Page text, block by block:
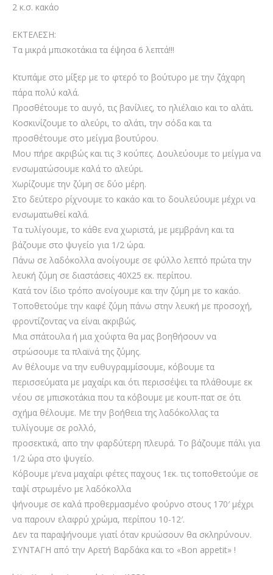
2 κ.σ. κακάο
ΕΚΤΕΛΕΣΗ:
Τα μικρά μπισκοτάκια τα έψησα 6 λεπτά!!!
Κτυπάμε στο μίξερ με το φτερό το βούτυρο με την ζάχαρη
πάρα πολύ καλά.
Προσθέτουμε το αυγό, τις βανίλιες, το ηλιέλαιο και το αλάτι.
Κοσκινίζουμε το αλεύρι, το αλάτι, την σόδα και τα
προσθέτουμε στο μείγμα βουτύρου.
Μου πήρε ακριβώς και τις 3 κούπες. Δουλεύουμε το μείγμα να
ενσωματώσουμε καλά το αλεύρι.
Χωρίζουμε την ζύμη σε δύο μέρη.
Στο δεύτερο ρίχνουμε το κακάο και το δουλεύουμε μέχρι να
ενσωματωθεί καλά.
Τα τυλίγουμε, το κάθε ενα χωριστά, με μεμβράνη και τα
βάζουμε στο ψυγείο για 1/2 ώρα.
Πάνω σε λαδόκολλα ανοίγουμε σε φύλλο λεπτό πρώτα την
λευκή ζύμη σε διαστάσεις 40Χ25 εκ. περίπου.
Κατά τον ίδιο τρόπο ανοίγουμε και την ζύμη με το κακάο.
Τοποθετούμε την καφέ ζύμη πάνω στην λευκή με προσοχή,
φροντίζοντας να είναι ακριβώς.
Μια σπάτουλα ή μια χούφτα θα μας βοηθήσουν να
στρώσουμε τα πλαϊνά της ζύμης.
Αν θέλουμε να την ευθυγραμμίσουμε, κόβουμε τα
περισσεύματα με μαχαίρι και ότι περισσέψει τα πλάθουμε εκ
νέου σε μπισκοτάκια που τα κόβουμε με κουπ-πατ σε ότι
σχήμα θέλουμε. Με την βοήθεια της λαδόκολλας τα
τυλίγουμε σε ρολλό,
προσεκτικά, απο την φαρδύτερη πλευρά. Το βάζουμε πάλι για
1/2 ώρα στο ψυγείο.
Κόβουμε μ’ενα μαχαίρι φέτες παχους 1εκ. τις τοποθετούμε σε
ταψί στρωμένο με λαδόκολλα
ψήνουμε σε καλά προθερμασμένο φούρνο στους 170′ μέχρι
να παρουν ελαφρύ χρώμα, περίπου 10-12′.
Δεν τα παραψήνουμε γιατί όταν κρυώσουν θα σκληρύνουν.
ΣΥΝΤΑΓΗ από την Αρετή Βαρδάκα και το «Bon appetit» !